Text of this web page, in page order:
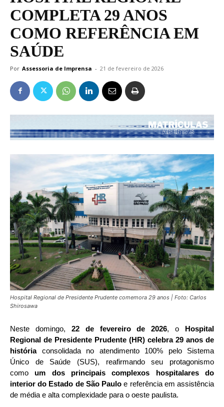
COMPLETA 29 ANOS
COMO REFERÊNCIA EM
SAÚDE
Por Assessoria de Imprensa - 21 de fevereiro de 2026
Hospital Regional de Presidente Prudente comemora 29 anos | Foto: Carlos
Shirosawa
Neste domingo, 22 de fevereiro de 2026, o Hospital
Regional de Presidente Prudente (HR) celebra 29 anos de
história consolidada no atendimento 100% pelo Sistema
Único de Saúde (SUS), reafirmando seu protagonismo
como um dos principais complexos hospitalares do
interior do Estado de São Pauloe referência em assistência
de média e alta complexidade para o oeste paulista.